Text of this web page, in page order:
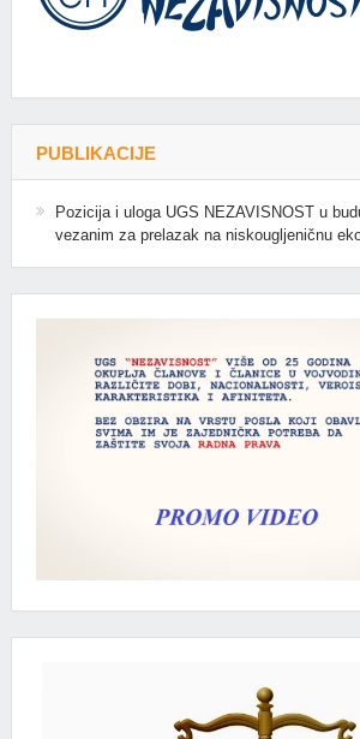
PUBLIKACIJE
Pozicija i uloga UGS NEZAVISNOST u
vezanim za prelazak na niskougljeničnu